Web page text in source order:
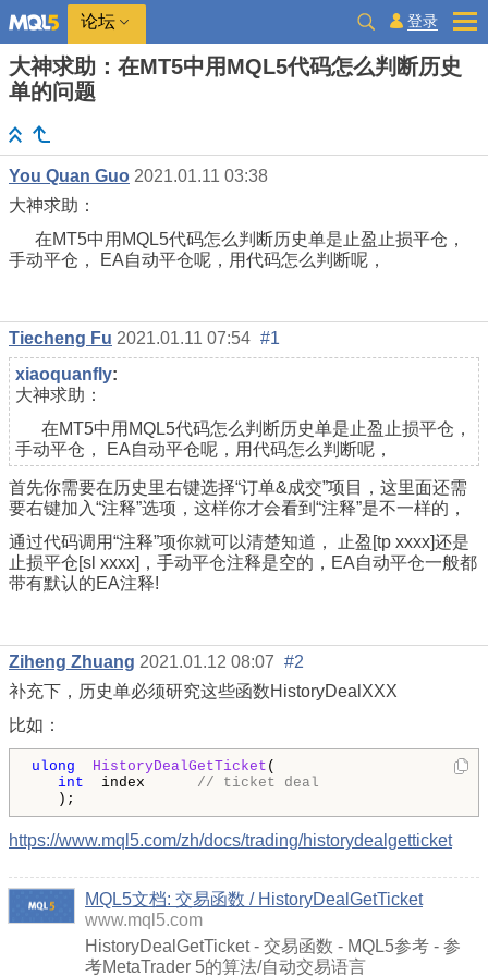
论坛 登录
大神求助：在MT5中用MQL5代码怎么判断历史
单的问题
You Quan Guo 2021.01.11 03:38
大神求助：
在MT5中用MQL5代码怎么判断历史单是止盈止损平仓，
手动平仓， EA自动平仓呢，用代码怎么判断呢，
Tiecheng Fu 2021.01.11 07:54 #1
xiaoquanfly:
大神求助：
在MT5中用MQL5代码怎么判断历史单是止盈止损平仓，
手动平仓， EA自动平仓呢，用代码怎么判断呢，
首先你需要在历史里右键选择“订单&成交”项目，这里面还需
要右键加入“注释”选项，这样你才会看到“注释”是不一样的，
通过代码调用“注释”项你就可以清楚知道，
止盈[tp xxxx]还是
止损平仓[sl xxxx]，手动平仓注释是空的，EA自动平仓一般都
带有默认的EA注释!
Ziheng Zhuang 2021.01.12 08:07 #2
补充下，历史单必须研究这些函数HistoryDealXXX
比如：
ulong HistoryDealGetTicket (
int index // ticket deal
);
https://www.mql5.com/zh/docs/trading/historydealgetticket
MQL5文档: 交易函数 / HistoryDealGetTicket
www.mql5.com
HistoryDealGetTicket - 交易函数 - MQL5参考 - 参
考MetaTrader 5的算法/自动交易语言